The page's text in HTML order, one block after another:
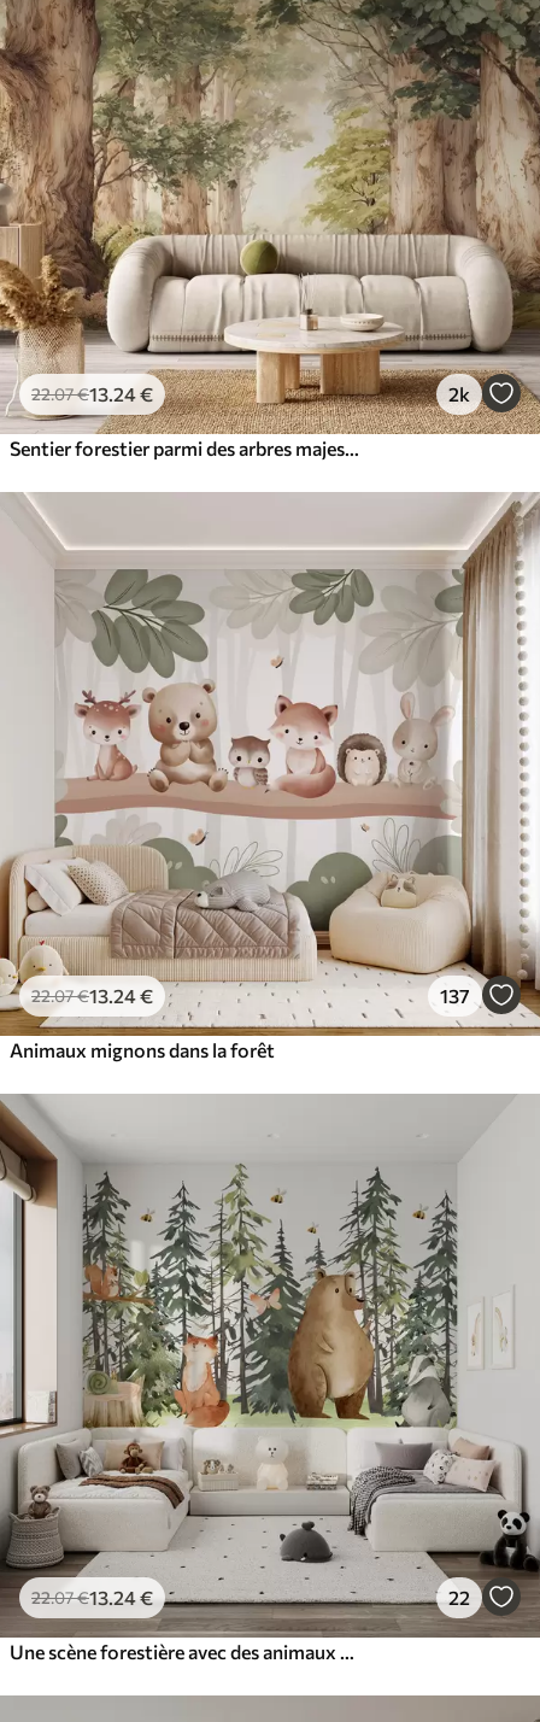
22.07€13.24€ 2k
Sentier forestier parmi des arbres majestueux, style aquarelle
22.07€13.24€ 137
Animaux mignons dans la forêt
22.07€13.24€ 22
Une scène forestière avec des animaux et divers pins en arrière-plan